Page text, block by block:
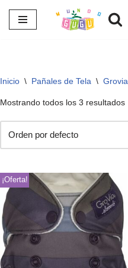
Saltar
Inicio \ Pañales de Tela \ Grovia
Mostrando todos los 3 resultados
¡Oferta!